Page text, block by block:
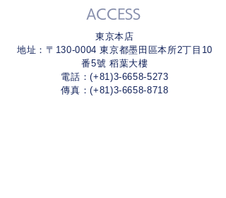
ACCESS
東京本店
地址：〒130-0004 東京都墨田區本所2丁目10
番5號 稻葉大樓
電話：(+81)3-6658-5273
傳真：(+81)3-6658-8718